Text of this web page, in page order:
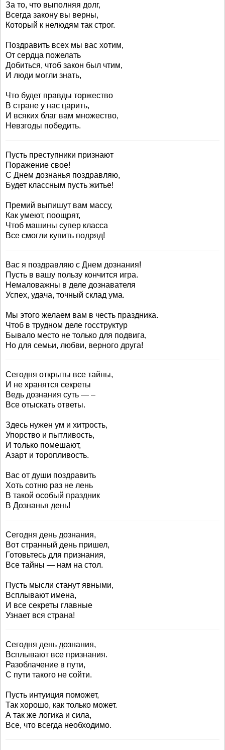
За то, что выполняя долг,
Всегда закону вы верны,
Который к нелюдям так строг.
Поздравить всех мы вас хотим,
От сердца пожелать
Добиться, чтоб закон был чтим,
И люди могли знать,
Что будет правды торжество
В стране у нас царить,
И всяких благ вам множество,
Невзгоды победить.
Пусть преступники признают
Поражение свое!
С Днем дознанья поздравляю,
Будет классным пусть житье!
Премий выпишут вам массу,
Как умеют, поощрят,
Чтоб машины супер класса
Все смогли купить подряд!
Вас я поздравляю с Днем дознания!
Пусть в вашу пользу кончится игра.
Немаловажны в деле дознавателя
Успех, удача, точный склад ума.
Мы этого желаем вам в честь праздника.
Чтоб в трудном деле госструктур
Бывало место не только для подвига,
Но для семьи, любви, верного друга!
Сегодня открыты все тайны,
И не хранятся секреты
Ведь дознания суть — –
Все отыскать ответы.
Здесь нужен ум и хитрость,
Упорство и пытливость,
И только помешают,
Азарт и торопливость.
Вас от души поздравить
Хоть сотню раз не лень
В такой особый праздник
В Дознанья день!
Сегодня день дознания,
Вот странный день пришел,
Готовьтесь для признания,
Все тайны — нам на стол.
Пусть мысли станут явными,
Всплывают имена,
И все секреты главные
Узнает вся страна!
Сегодня день дознания,
Всплывают все признания.
Разоблачение в пути,
С пути такого не сойти.
Пусть интуиция поможет,
Так хорошо, как только может.
А так же логика и сила,
Все, что всегда необходимо.